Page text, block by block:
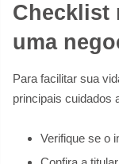
Checklist
uma
Para facilitar sua
principais cuidados
Verifique se o